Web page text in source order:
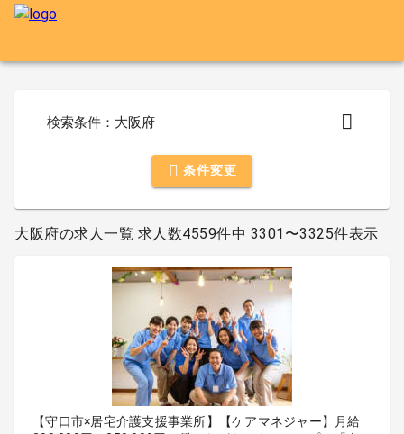
検索条件：大阪府
条件変更
大阪府の求人一覧 求人数4559件中 3301〜3325件表示
【守口市×居宅介護支援事業所】【ケアマネジャー】月給